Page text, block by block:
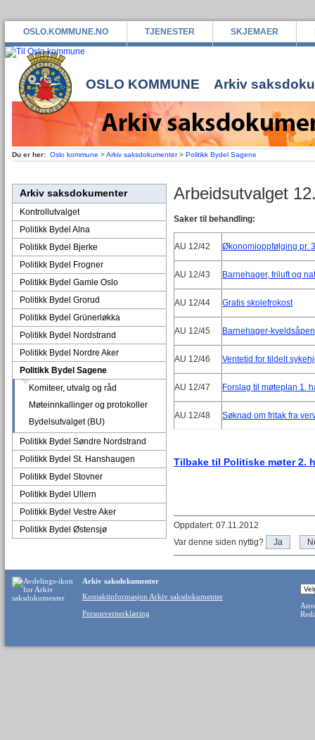
OSLO.KOMMUNE.NO TJENESTER SKJEMAER
OSLO KOMMUNE Arkiv
Du er her: Oslo kommune >Arkiv saksdokumenter> Politikk Bydel Sagene
Arkiv saksdokumenter
Kontrollutvalget
Politikk Bydel Alna
Politikk Bydel Bjerke
Politikk Bydel Frogner
Politikk Bydel Gamle Oslo
Politikk Bydel Grorud
Politikk Bydel Grünerløkka
Politikk Bydel Nordstrand
Politikk Bydel Nordre Aker
Politikk Bydel Sagene
Komiteer, utvalg og råd
Møteinnkallinger og protokoller
Bydelsutvalget (BU)
Politikk Bydel Søndre Nordstrand
Politikk Bydel St. Hanshaugen
Politikk Bydel Stovner
Politikk Bydel Ullern
Politikk Bydel Vestre Aker
Politikk Bydel Østensjø
Arbeidsutvalget
Saker til behandling:
AU 12/42 Økonomioppfølging pr.
AU 12/43 Barnehager, friluft og
AU 12/44 Gratis skolefrokost
AU 12/45 Barnehager-
AU 12/46 Ventetid for tildelt
AU 12/47 Forslag til møteplan 1.
AU 12/48 Søknad om fritak fra
Tilbake til Politiske møter 2.
Oppdatert: 07.11.2012
Var denne siden nyttig?
Ja
Arkiv saksdokumenter
Kontaktinformasjon Arkiv saksdokumenter
Personvernerklæring